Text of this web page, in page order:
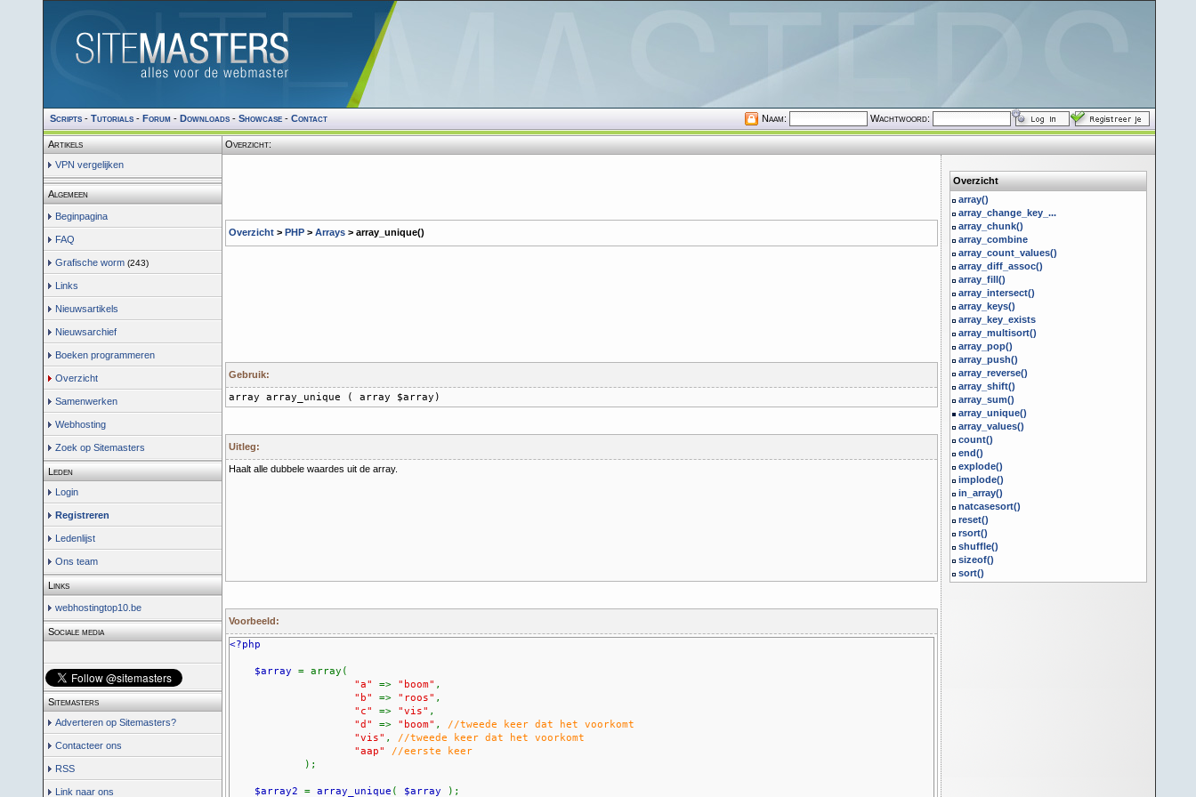
Scripts- Tutorials- Forum- Downloads- Showcase- Contact Naam: Wachtwoord:
Artikels
VPN vergelijken
Algemeen
Beginpagina
FAQ
Grafische worm (243)
Links
Nieuwsartikels
Nieuwsarchief
Boeken programmeren
Overzicht
Samenwerken
Webhosting
Zoek op Sitemasters
Leden
Login
Registreren
Ledenlijst
Ons team
Links
webhostingtop10.be
Sociale media
Sitemasters
Adverteren op Sitemasters?
Contacteer ons
RSS
Link naar ons
Overzicht:
Overzicht> PHP> Arrays> array_unique()
Gebruik:
array array_unique ( array $array)
Uitleg:
Haalt alle dubbele waardes uit de array.
Voorbeeld:
<?php
$array = array(
"a" => "boom" ,
"b" => "roos" ,
"c" => "vis" ,
"d" => "boom" ,
//tweede keer dat het voorkomt
"vis" ,
//tweede keer dat het voorkomt
"aap"
//eerste keer
);
$array2 = array_unique ( $array );
Overzicht
array()
array_change_key_...
array_chunk()
array_combine
array_count_values()
array_diff_assoc()
array_fill()
array_intersect()
array_keys()
array_key_exists
array_multisort()
array_pop()
array_push()
array_reverse()
array_shift()
array_sum()
array_unique()
array_values()
count()
end()
explode()
implode()
in_array()
natcasesort()
reset()
rsort()
shuffle()
sizeof()
sort()